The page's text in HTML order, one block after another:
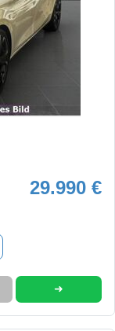
29.990 €
➜